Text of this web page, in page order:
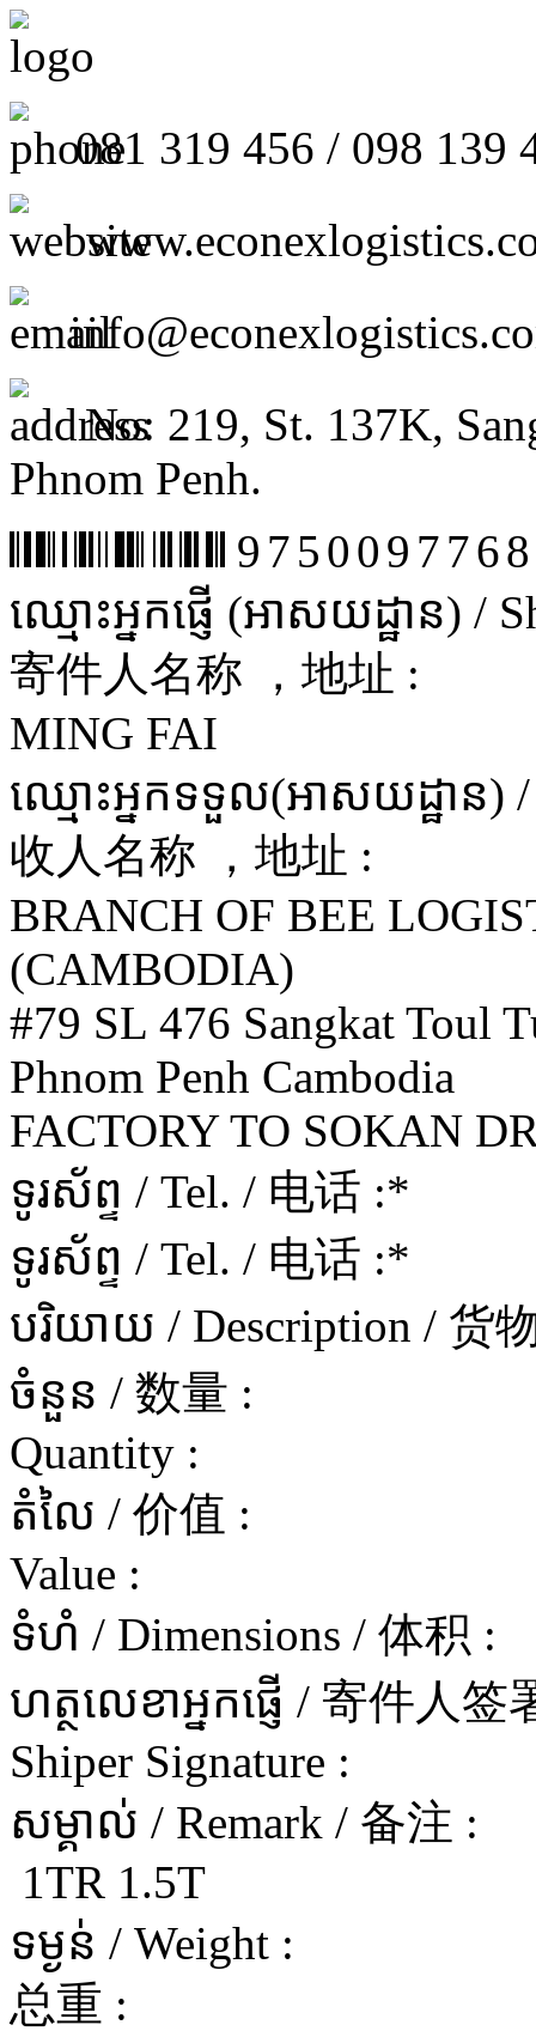
081 319 456 / 098 139
No: 219, St. 137K,
Phnom Penh.
9750097768
ឈ្មោះអ្នកផ្ញើ (អាសយដ្ឋាន) /
寄件人名称 ，地址 :
MING FAI
ឈ្មោះអ្នកទទួល(អាសយដ្ឋាន) /
收人名称 ，地址 :
BRANCH OF BEE
(CAMBODIA)
#79 SL 476 Sangkat Toul
Phnom Penh Cambodia
FACTORY TO SOKAN
ទូរស័ព្ទ / Tel. / 电话 :*
ទូរស័ព្ទ / Tel. / 电话 :*
បរិយាយ / Description / 货
ចំនួន / 数量 :
Quantity :
តំលៃ / 价值 :
Value :
ទំហំ / Dimensions / 体积 :
ហត្ថលេខាអ្នកផ្ញើ / 寄件人
Shiper Signature :
សម្គាល់ / Remark / 备注 :
1TR 1.5T
ទម្ងន់ / Weight :
总重 :